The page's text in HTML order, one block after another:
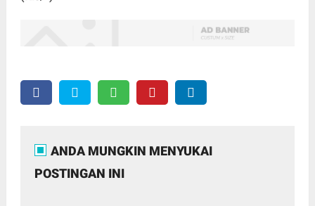
ANDA MUNGKIN MENYUKAI
POSTINGAN INI